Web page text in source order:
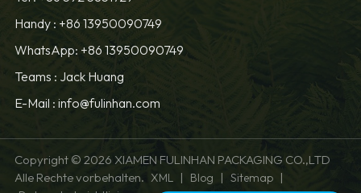
Handy : +86 13950090749
WhatsApp: +86 13950090749
Teams : Jack Huang
E-Mail : info@fulinhan.com
Copyright © 2026 XIAMEN FULINHAN PACKAGING CO.,LTD
Alle Rechte vorbehalten. XML | Blog | Sitemap |